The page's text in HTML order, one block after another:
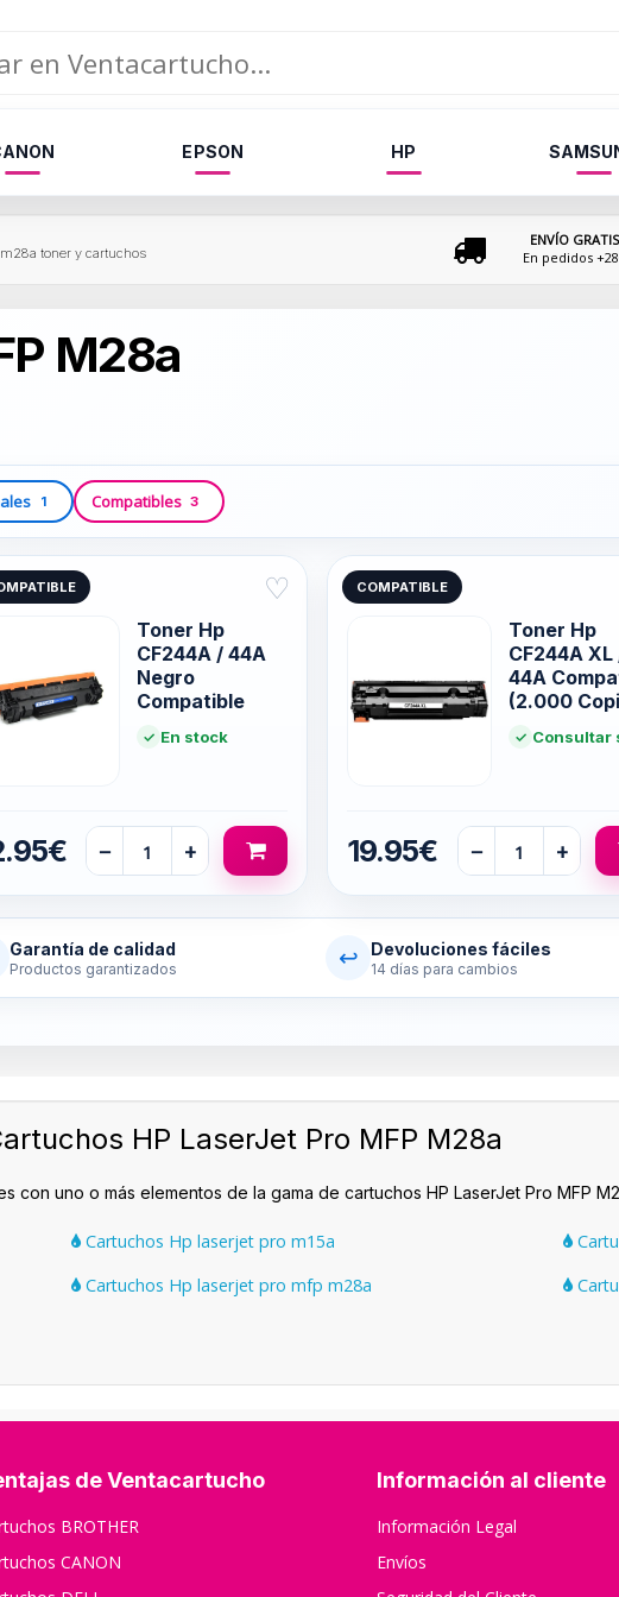
EPSON HP
toner y cartuchos
ENVÍO GRATIS
En pedidos
M28a
1 Compatibles 3
♡
Toner Hp
CF244A / 44A
Negro
Compatible
En stock
− +
COMPATIBLE
Toner Hp
CF244A XL
44A
(2.000
Consultar
19.95€ − +
Garantía de calidad
Productos garantizados ↩ Devoluciones fáciles
14 días para cambios
HP LaserJet Pro MFP M28a
con uno o más elementos de la gama de cartuchos HP LaserJet Pro MFP
Cartuchos Hp laserjet pro m15a
Cartuchos Hp laserjet pro mfp m28a
de Ventacartucho
BROTHER
CANON
Información al cliente
Información Legal
Envíos